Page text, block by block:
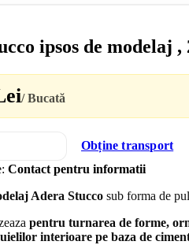
ipsos de modelaj ,
/ Bucată
Obține transport
Contact pentru informatii
Adera Stucco sub forma de
pentru turnarea de forme,
interioare pe baza de